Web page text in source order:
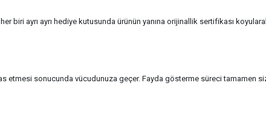
biri ayrı ayrı hediye kutusunda ürünün yanına orijinallik sertifikası
etmesi sonucunda vücudunuza geçer. Fayda gösterme süreci tamamen